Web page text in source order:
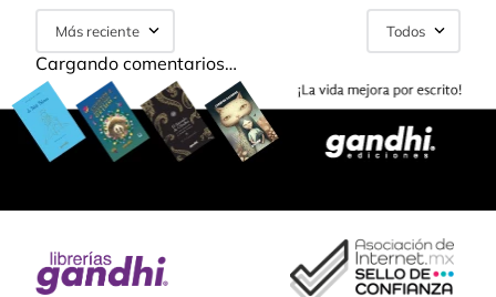
Más reciente Todos
Cargando comentarios…